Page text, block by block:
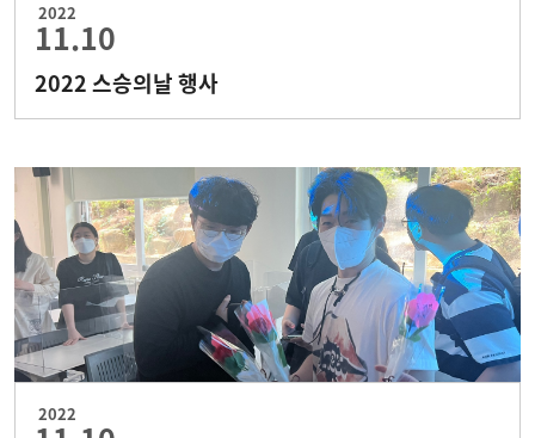
2022
11.10
2022 스승의날 행사
2022